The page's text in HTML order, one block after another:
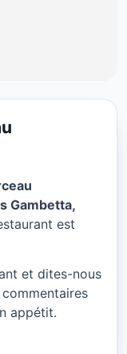
Gambetta,
est
et dites-nous
appétit.